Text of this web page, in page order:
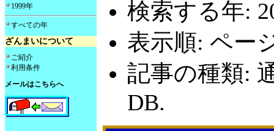
1999年
すべての年
ざんまいについて
ご紹介
利用条件
メールはこちらへ
検索する年:
表示順: ペー
記事の種類:
DB.